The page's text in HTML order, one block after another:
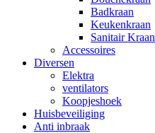
Badkraan
Keukenkraan
Sanitair Kraan
Accessoires
Diversen
Elektra
ventilators
Koopjeshoek
Huisbeveiliging
Anti inbraak